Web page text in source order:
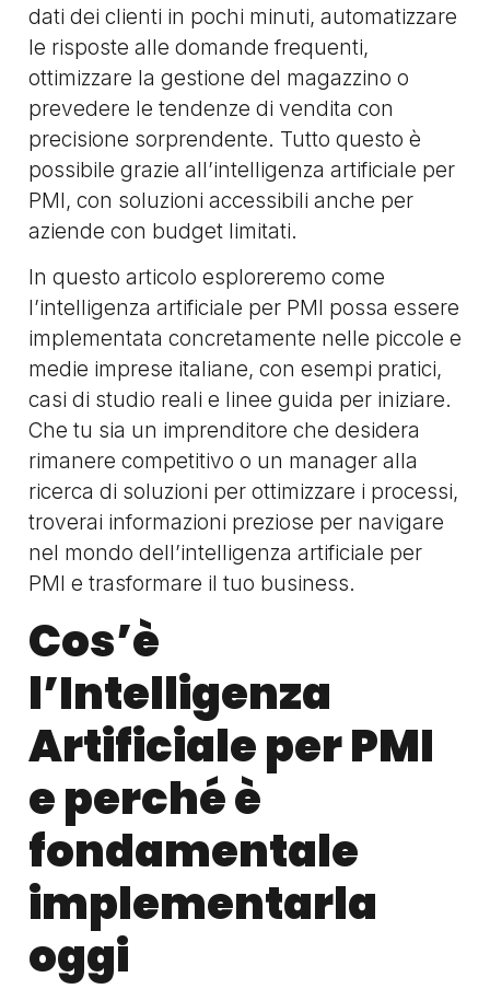
dati dei clienti in pochi minuti, automatizzare
le risposte alle domande frequenti,
ottimizzare la gestione del magazzino o
prevedere le tendenze di vendita con
precisione sorprendente. Tutto questo è
possibile grazie all’intelligenza artificiale per
PMI, con soluzioni accessibili anche per
aziende con budget limitati.
In questo articolo esploreremo come
l’intelligenza artificiale per PMI possa essere
implementata concretamente nelle piccole e
medie imprese italiane, con esempi pratici,
casi di studio reali e linee guida per iniziare.
Che tu sia un imprenditore che desidera
rimanere competitivo o un manager alla
ricerca di soluzioni per ottimizzare i processi,
troverai informazioni preziose per navigare
nel mondo dell’intelligenza artificiale per
PMI e trasformare il tuo business.
Cos’è
l’Intelligenza
Artificiale per PMI
e perché è
fondamentale
implementarla
oggi